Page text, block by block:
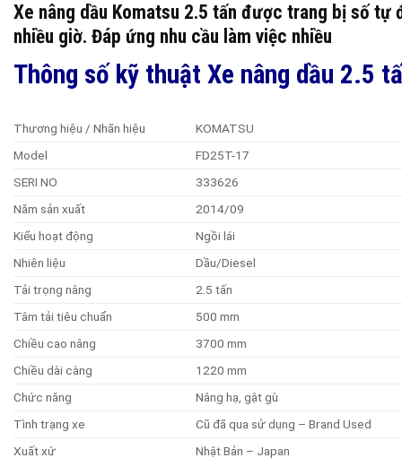
Xe nâng dầu Komatsu 2.5 tấn được trang bị số
nhiều giờ. Đáp ứng nhu cầu làm việc nhiều
Thông số kỹ thuật Xe nâng dầu 2.5
Thương hiệu / Nhãn hiệu
KOMATSU
Model
FD25T-17
SERI NO
333626
Năm sản xuất
2014/09
Kiểu hoạt động
Ngồi lái
Nhiên liệu
Dầu/Diesel
Tải trọng nâng
2.5 tấn
Tâm tải tiêu chuẩn
500 mm
Chiều cao nâng
3700 mm
Chiều dài càng
1220 mm
Chức năng
Nâng hạ, gật gù
Tình trạng xe
Cũ đã qua sử dụng – Brand Used
Xuất xứ
Nhật Bản – Japan